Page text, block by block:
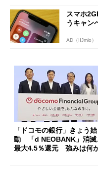
スマホ
うキャン
AD（IIJmio）
「ドコモの銀行」きょう始
動 「d NEOBANK」消滅
最大4.5％還元 強みは何